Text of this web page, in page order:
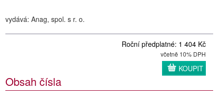
vydává: Anag, spol. s r. o.
Roční předplatné: 1 404 Kč
včetně 10% DPH
KOUPIT
Obsah čísla